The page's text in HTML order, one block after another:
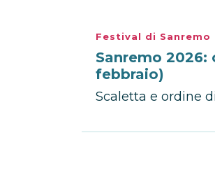
Festival di Sanremo
Sanremo
febbraio)
Scaletta e ordine